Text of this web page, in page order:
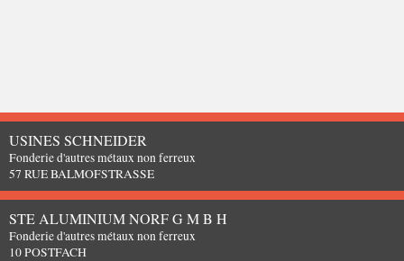
USINES SCHNEIDER
Fonderie d'autres métaux non ferreux
57 RUE BALMOFSTRASSE
STE ALUMINIUM NORF G M B H
Fonderie d'autres métaux non ferreux
10 POSTFACH